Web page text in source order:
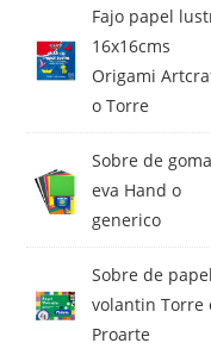
Fajo papel
16x16cms
Origami
o Torre
Sobre de goma
eva Hand o
generico
Sobre de papel
volantin Torre
Proarte